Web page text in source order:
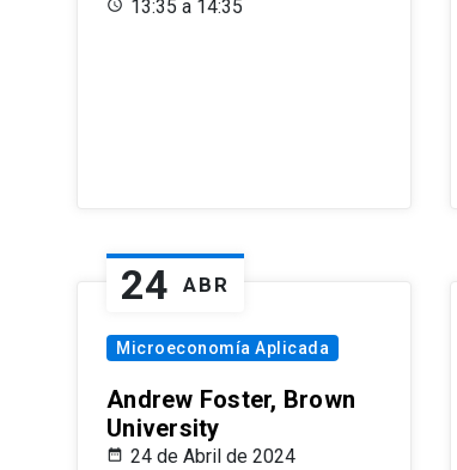
13:35 a 14:35
24 ABR
Microeconomía Aplicada
Andrew Foster, Brown
University
24 de Abril de 2024